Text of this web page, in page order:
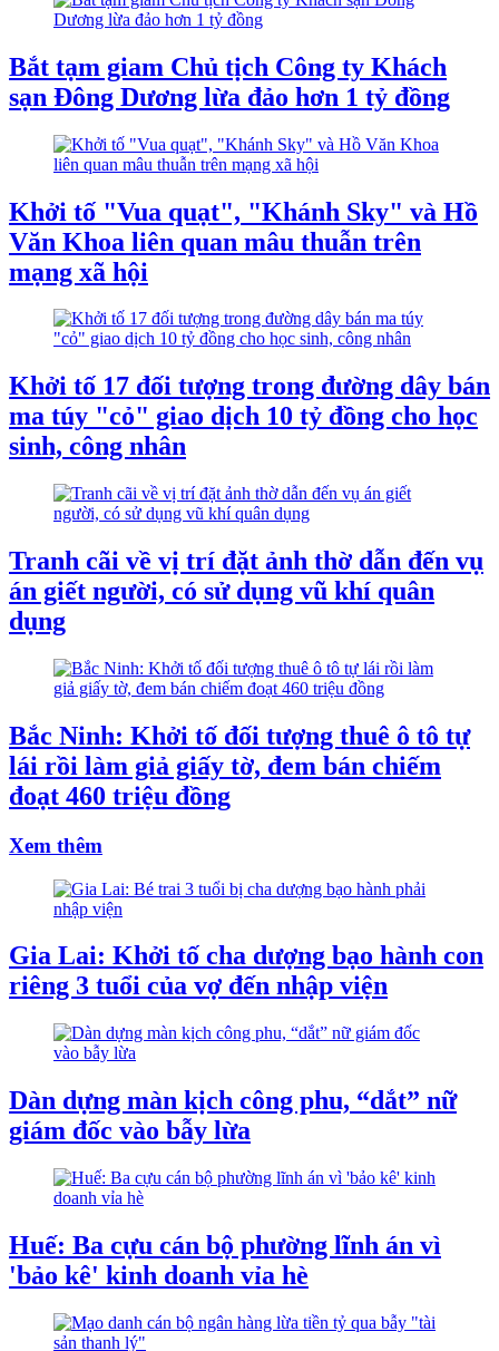
Bắt tạm giam Chủ tịch Công ty Khách
sạn Đông Dương lừa đảo hơn 1 tỷ đồng
Khởi tố "Vua quạt", "Khánh Sky" và Hồ
Văn Khoa liên quan mâu thuẫn trên
mạng xã hội
Khởi tố 17 đối tượng trong đường dây bán
ma túy "cỏ" giao dịch 10 tỷ đồng cho học
sinh, công nhân
Tranh cãi về vị trí đặt ảnh thờ dẫn đến vụ
án giết người, có sử dụng vũ khí quân
dụng
Bắc Ninh: Khởi tố đối tượng thuê ô tô tự
lái rồi làm giả giấy tờ, đem bán chiếm
đoạt 460 triệu đồng
Xem thêm
Gia Lai: Khởi tố cha dượng bạo hành con
riêng 3 tuổi của vợ đến nhập viện
Dàn dựng màn kịch công phu, “dắt” nữ
giám đốc vào bẫy lừa
Huế: Ba cựu cán bộ phường lĩnh án vì
'bảo kê' kinh doanh vỉa hè